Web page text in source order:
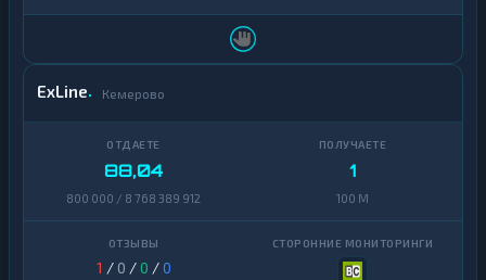
ExLine Кемерово
88,04
800 000 / 8 768 389 912
1
100 M
1 / 0 /0 /0